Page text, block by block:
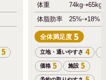
5
体重
74kg⇢65kg
体脂肪率
25%⇢18%
全体満足度 5
立地・通いやすさ 4
価格 5 施設 5